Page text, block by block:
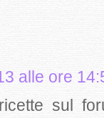
alle ore
sul